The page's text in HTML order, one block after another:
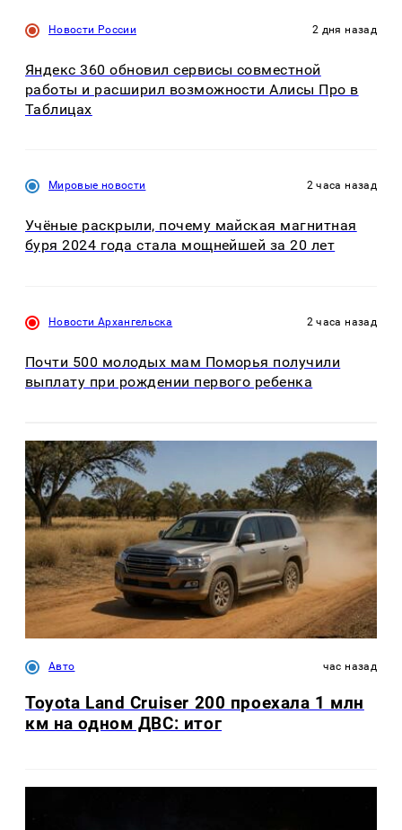
Новости России 2 дня назад
Яндекс 360 обновил сервисы совместной
работы и расширил возможности Алисы Про в
Таблицах
Мировые новости 2 часа назад
Учёные раскрыли, почему майская магнитная
буря 2024 года стала мощнейшей за 20 лет
Новости Архангельска 2 часа назад
Почти 500 молодых мам Поморья получили
выплату при рождении первого ребенка
Авто час назад
Toyota Land Cruiser 200 проехала 1 млн
км на одном ДВС: итог